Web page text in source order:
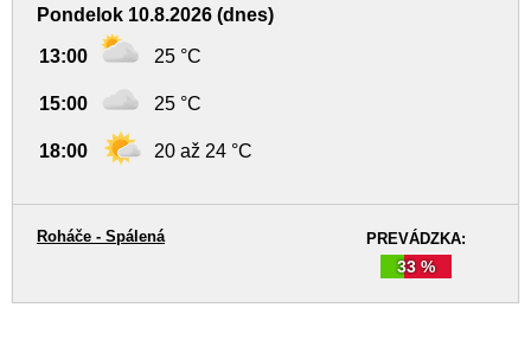
Pondelok 10.8.2026 (dnes)
13:00 25 °C
15:00 25 °C
18:00 20 až 24 °C
PREVÁDZKA:
33 %
Roháče - Spálená